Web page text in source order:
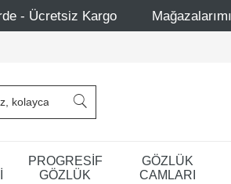
Mağazalarımız – Bağdat
PROGRESİF
GÖZLÜK
GÖZLÜK
CAMLARI